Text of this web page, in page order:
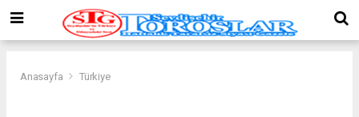
Anasayfa Türkiye